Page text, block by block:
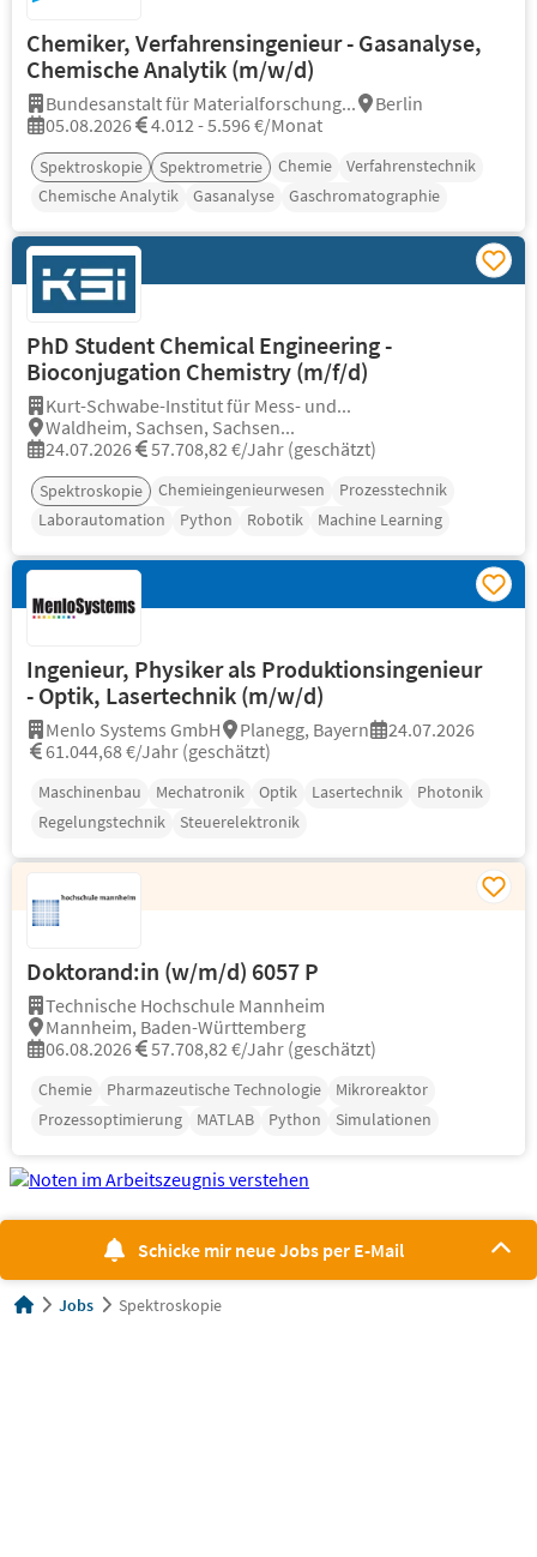
Chemiker, Verfahrensingenieur - Gasanalyse,
Chemische Analytik (m/w/d)
Bundesanstalt für Materialforschung...
Berlin
05.08.2026
4.012 - 5.596 €/Monat
Spektroskopie Spektrometrie Chemie
Verfahrenstechnik
Chemische Analytik
Gasanalyse Gaschromatographie
PhD Student Chemical Engineering -
Bioconjugation Chemistry (m/f/d)
Kurt-Schwabe-Institut für Mess- und...
Waldheim, Sachsen, Sachsen...
24.07.2026
57.708,82 €/Jahr (geschätzt)
Spektroskopie Chemieingenieurwesen
Prozesstechnik
Laborautomation
Python Robotik Machine Learning
Ingenieur, Physiker als Produktionsingenieur
- Optik, Lasertechnik (m/w/d)
Menlo Systems GmbH Planegg, Bayern
24.07.2026
61.044,68 €/Jahr (geschätzt)
Maschinenbau Mechatronik Optik Lasertechnik
Photonik
Regelungstechnik
Steuerelektronik
Doktorand:in (w/m/d) 6057 P
Technische Hochschule Mannheim
Mannheim, Baden-Württemberg
06.08.2026
57.708,82 €/Jahr (geschätzt)
Chemie Pharmazeutische Technologie
Mikroreaktor
Prozessoptimierung
MATLAB Python Simulationen
Schicke mir neue Jobs per E-Mail
Jobs Spektroskopie